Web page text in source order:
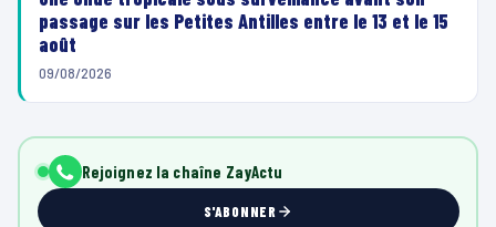
passage sur les Petites Antilles entre le 13 et le 15
août
09/08/2026
Rejoignez la chaîne ZayActu
S'ABONNER